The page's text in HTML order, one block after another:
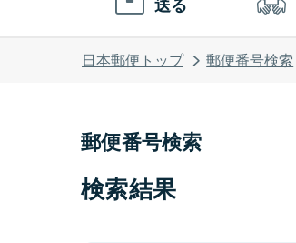
日本郵便トップ 郵便番号検索
郵便番号検索
検索結果